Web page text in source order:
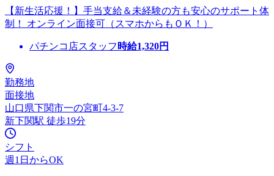
【新生活応援！】手当支給＆未経験の方も安心のサポート体
制！ オンライン面接可（スマホからもＯＫ！）
パチンコ店スタッフ 時給1,320円
勤務地
面接地
山口県下関市一の宮町4-3-7
新下関駅 徒歩19分
シフト
週1日からOK